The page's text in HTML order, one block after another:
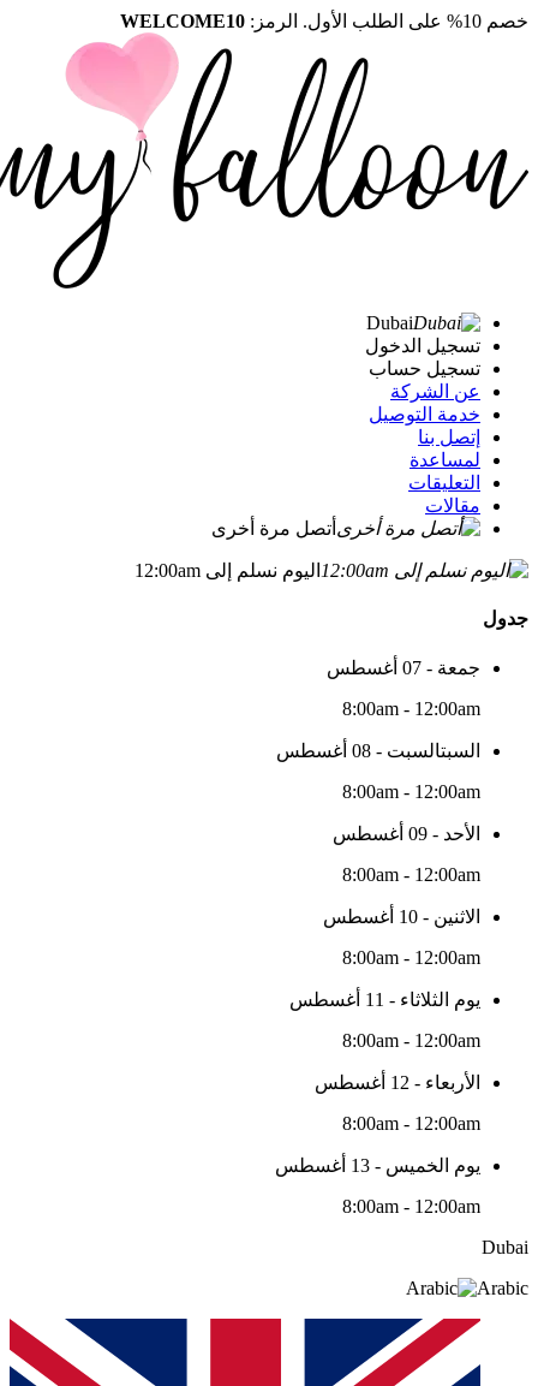
خصم 10% على الطلب الأول. الرمز: WELCOME10
Dubai
تسجيل الدخول
تسجيل حساب
عن الشركة
خدمة التوصيل
إتصل بنا
لمساعدة
التعليقات
مقالات
أتصل مرة أخرى
اليوم نسلم إلى 12:00am
جدول
جمعة - 07 أغسطس
8:00am - 12:00am
السبتالسبت - 08 أغسطس
8:00am - 12:00am
الأحد - 09 أغسطس
8:00am - 12:00am
الاثنين - 10 أغسطس
8:00am - 12:00am
يوم الثلاثاء - 11 أغسطس
8:00am - 12:00am
الأربعاء - 12 أغسطس
8:00am - 12:00am
يوم الخميس - 13 أغسطس
8:00am - 12:00am
Dubai
Arabic